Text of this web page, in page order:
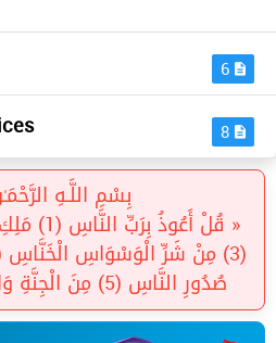
6
8
بِسْمِ اللَّـهِ
صُدُورِ النَّاسِ (5) مِنَ الْجِنَّةِ وَالنَّاسِ (6) (الناس) »